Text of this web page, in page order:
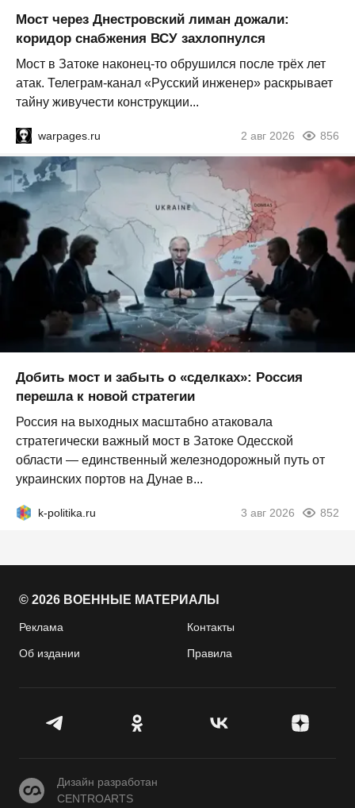
Мост через Днестровский лиман дожали:
коридор снабжения ВСУ захлопнулся
Мост в Затоке наконец-то обрушился после трёх лет
атак. Телеграм-канал «Русский инженер» раскрывает
тайну живучести конструкции...
warpages.ru 2 авг 2026 856
Добить мост и забыть о «сделках»: Россия
перешла к новой стратегии
Россия на выходных масштабно атаковала
стратегически важный мост в Затоке Одесской
области — единственный железнодорожный путь от
украинских портов на Дунае в...
k-politika.ru 3 авг 2026 852
© 2026 ВОЕННЫЕ МАТЕРИАЛЫ
Реклама Контакты
Об издании Правила
CENTROARTS